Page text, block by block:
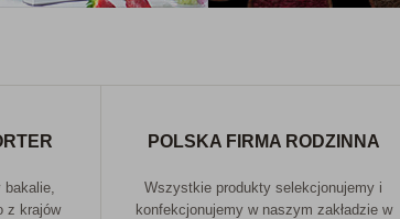
bakalie,
z krajów
POLSKA FIRMA RODZINNA
Wszystkie produkty selekcjonujemy i
konfekcjonujemy w naszym zakładzie w